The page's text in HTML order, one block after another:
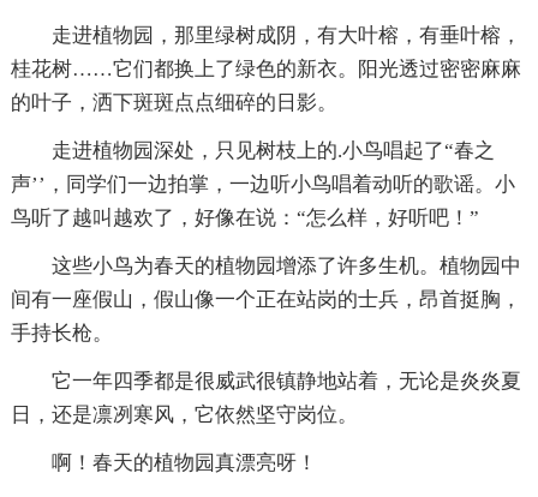
走进植物园，那里绿树成阴，有大叶榕，有垂叶榕，
桂花树……它们都换上了绿色的新衣。阳光透过密密麻麻
的叶子，洒下斑斑点点细碎的日影。
走进植物园深处，只见树枝上的.小鸟唱起了“春之
声’’，同学们一边拍掌，一边听小鸟唱着动听的歌谣。小
鸟听了越叫越欢了，好像在说：“怎么样，好听吧！”
这些小鸟为春天的植物园增添了许多生机。植物园中
间有一座假山，假山像一个正在站岗的士兵，昂首挺胸，
手持长枪。
它一年四季都是很威武很镇静地站着，无论是炎炎夏
日，还是凛冽寒风，它依然坚守岗位。
啊！春天的植物园真漂亮呀！